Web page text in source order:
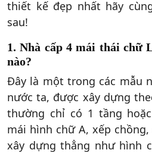
thiết kế đẹp nhất hãy
sau!
1. Nhà cấp 4 mái thái chữ
nào?
Đây là một trong các mẫu
nước ta, được xây dựng
thường chỉ có 1 tầng
mái hình chữ A, xếp
xây dựng thẳng như hình